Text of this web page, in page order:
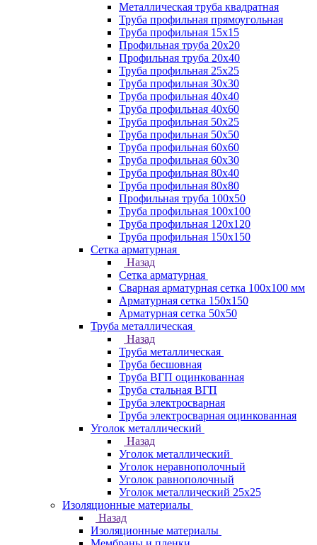
Металлическая труба квадратная
Труба профильная прямоугольная
Труба профильная 15х15
Профильная труба 20х20
Профильная труба 20х40
Труба профильная 25х25
Труба профильная 30x30
Труба профильная 40х40
Труба профильная 40х60
Труба профильная 50х25
Труба профильная 50х50
Труба профильная 60x60
Труба профильная 60х30
Труба профильная 80х40
Труба профильная 80х80
Профильная труба 100х50
Труба профильная 100х100
Труба профильная 120х120
Труба профильная 150х150
Сетка арматурная
Назад
Сетка арматурная
Сварная арматурная сетка 100х100 мм
Арматурная сетка 150х150
Арматурная сетка 50х50
Труба металлическая
Назад
Труба металлическая
Труба бесшовная
Труба ВГП оцинкованная
Труба стальная ВГП
Труба электросварная
Труба электросварная оцинкованная
Уголок металлический
Назад
Уголок металлический
Уголок неравнополочный
Уголок равнополочный
Уголок металлический 25х25
Изоляционные материалы
Назад
Изоляционные материалы